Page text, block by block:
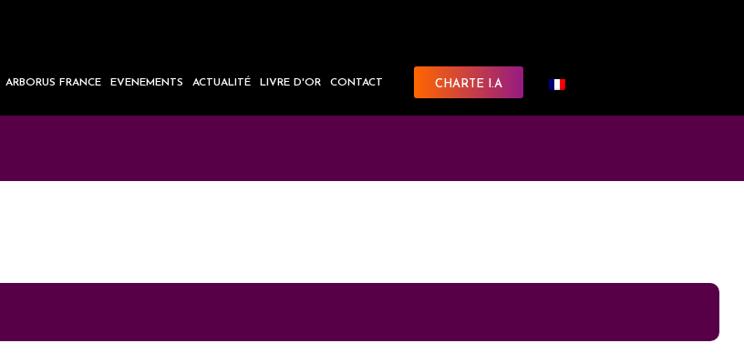
ARBORUS FRANCE EVENEMENTS ACTUALITÉ LIVRE D'OR CONTACT CHARTE I.A